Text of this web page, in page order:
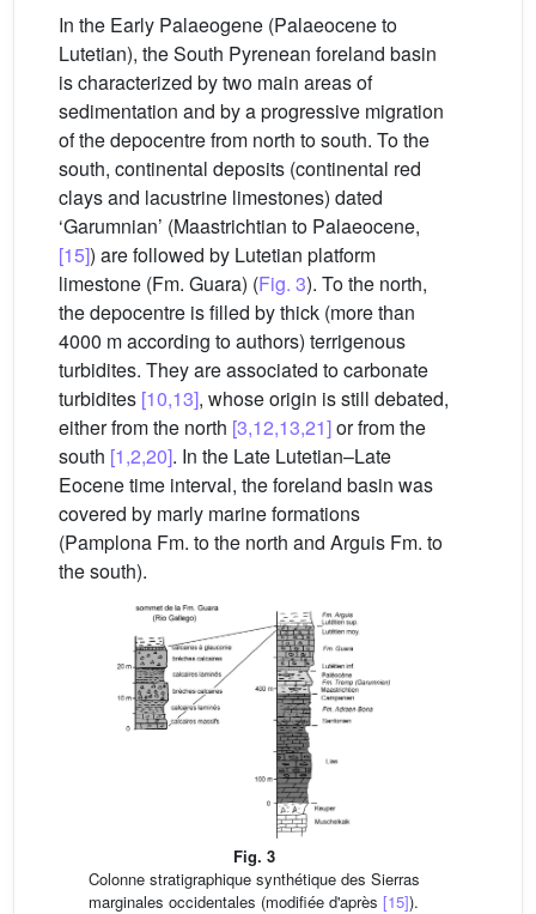
In the Early Palaeogene (Palaeocene to
Lutetian), the South Pyrenean foreland basin
is characterized by two main areas of
sedimentation and by a progressive migration
of the depocentre from north to south. To the
south, continental deposits (continental red
clays and lacustrine limestones) dated
‘Garumnian’ (Maastrichtian to Palaeocene,
[15]) are followed by Lutetian platform
limestone (Fm. Guara) (Fig. 3). To the north,
the depocentre is filled by thick (more than
4000 m according to authors) terrigenous
turbidites. They are associated to carbonate
turbidites [10,13], whose origin is still debated,
either from the north [3,12,13,21]or from the
south [1,2,20]. In the Late Lutetian–Late
Eocene time interval, the foreland basin was
covered by marly marine formations
(Pamplona Fm. to the north and Arguis Fm. to
the south).
Fig. 3
Colonne stratigraphique synthétique des Sierras
marginales occidentales (modifiée d'après [15]).